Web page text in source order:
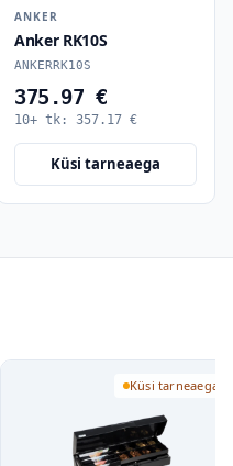
ANKER
Anker RK10S
ANKERRK10S
375.97 €
10+ tk: 357.17 €
Küsi tarneaega
Küsi tarneaega